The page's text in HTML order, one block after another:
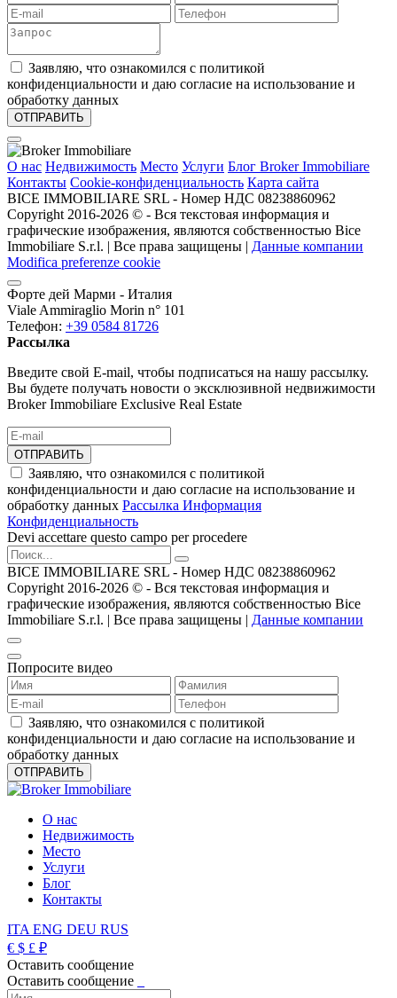
Заявляю, что ознакомился с политикой
конфиденциальности и даю согласие на использование и
обработку данных
О нас Недвижимость Место Услуги Блог Broker Immobiliare
Контакты Cookie-конфиденциальность Карта сайта
BICE IMMOBILIARE SRL - Номер НДС 08238860962
Copyright 2016-2026 ©️ - Вся текстовая информация и
графические изображения, являются собственностью Bice
Immobiliare S.r.l. | Все права защищены | Данные компании
Modifica preferenze cookie
Форте дей Марми - Италия
Viale Ammiraglio Morin n° 101
Телефон: +39 0584 81726
Рассылка
Введите свой E-mail, чтобы подписаться на нашу рассылку.
Вы будете получать новости о эксклюзивной недвижимости
Broker Immobiliare Exclusive Real Estate
ОТПРАВИТЬ
Заявляю, что ознакомился с политикой
конфиденциальности и даю согласие на использование и
обработку данных Рассылка Информация
Конфиденциальность
Devi accettare questo campo per procedere
BICE IMMOBILIARE SRL - Номер НДС 08238860962
Copyright 2016-2026 ©️ - Вся текстовая информация и
графические изображения, являются собственностью Bice
Immobiliare S.r.l. | Все права защищены | Данные компании
Попросите видео
Заявляю, что ознакомился с политикой
конфиденциальности и даю согласие на использование и
обработку данных
О нас
Недвижимость
Место
Услуги
Блог
Контакты
ITA ENG DEU RUS
€ $ £ ₽
Оставить сообщение
Оставить сообщение